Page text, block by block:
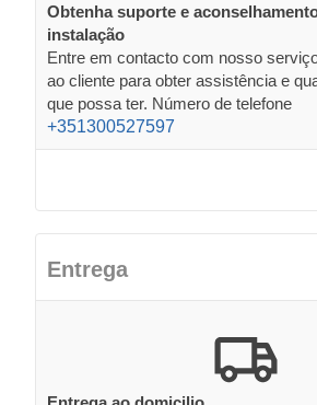
Obtenha suporte e
instalação
Entre em contacto com nosso
ao cliente para obter assistência e
que possa ter. Número de telefone
+351300527597
Entrega